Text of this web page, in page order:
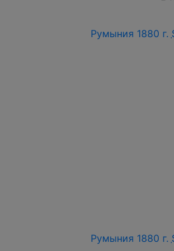
Румыния 1880 г.
Румыния 1880 г.